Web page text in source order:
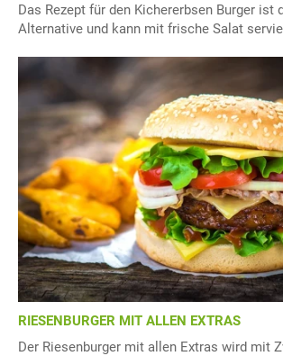
Das Rezept für den Kichererbsen Burger ist
Alternative und kann mit frische Salat
RIESENBURGER MIT ALLEN EXTRAS
Der Riesenburger mit allen Extras wird mit